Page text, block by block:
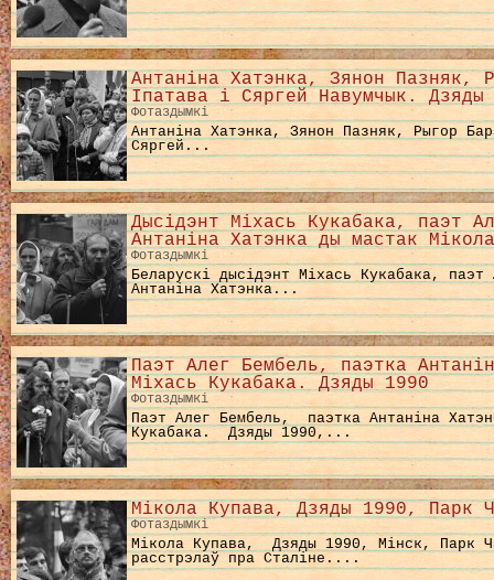
Антаніна Хатэнка, Зянон Пазняк,
Іпатава і Сяргей Навумчык. Дзяды
Фотаздымкі
Антаніна Хатэнка, Зянон Пазняк, Рыгор
Сяргей...
Дысідэнт Міхась Кукабака, паэт
Антаніна Хатэнка ды мастак
Фотаздымкі
Беларускі дысідэнт Міхась Кукабака,
Антаніна Хатэнка...
Паэт Алег Бембель, паэтка
Міхась Кукабака. Дзяды 1990
Фотаздымкі
Паэт Алег Бембель, паэтка Антаніна
Кукабака. Дзяды 1990,...
Мікола Купава, Дзяды 1990, Парк
Фотаздымкі
Мікола Купава, Дзяды 1990, Мінск, Парк
расстрэлаў пра Сталіне....